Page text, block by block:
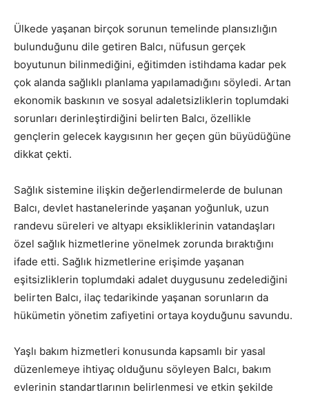
Ülkede yaşanan birçok sorunun temelinde plansızlığın
bulunduğunu dile getiren Balcı, nüfusun gerçek
boyutunun bilinmediğini, eğitimden istihdama kadar pek
çok alanda sağlıklı planlama yapılamadığını söyledi. Artan
ekonomik baskının ve sosyal adaletsizliklerin toplumdaki
sorunları derinleştirdiğini belirten Balcı, özellikle
gençlerin gelecek kaygısının her geçen gün büyüdüğüne
dikkat çekti.
Sağlık sistemine ilişkin değerlendirmelerde de bulunan
Balcı, devlet hastanelerinde yaşanan yoğunluk, uzun
randevu süreleri ve altyapı eksikliklerinin vatandaşları
özel sağlık hizmetlerine yönelmek zorunda bıraktığını
ifade etti. Sağlık hizmetlerine erişimde yaşanan
eşitsizliklerin toplumdaki adalet duygusunu zedelediğini
belirten Balcı, ilaç tedarikinde yaşanan sorunların da
hükümetin yönetim zafiyetini ortaya koyduğunu savundu.
Yaşlı bakım hizmetleri konusunda kapsamlı bir yasal
düzenlemeye ihtiyaç olduğunu söyleyen Balcı, bakım
evlerinin standartlarının belirlenmesi ve etkin şekilde